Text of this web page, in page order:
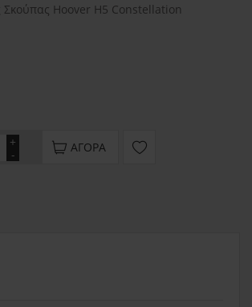
Hoover H5 Constellation
-
+ ΑΓΟΡΆ